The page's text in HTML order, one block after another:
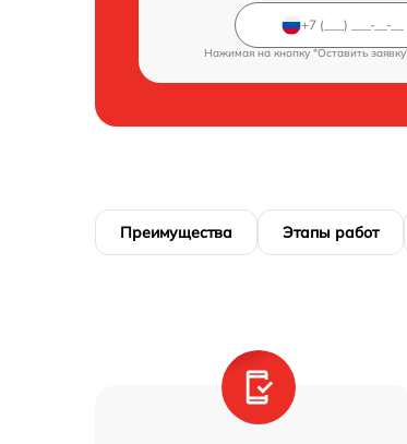
Нажимая на кнопку "Оставить
Преимущества Этапы работ